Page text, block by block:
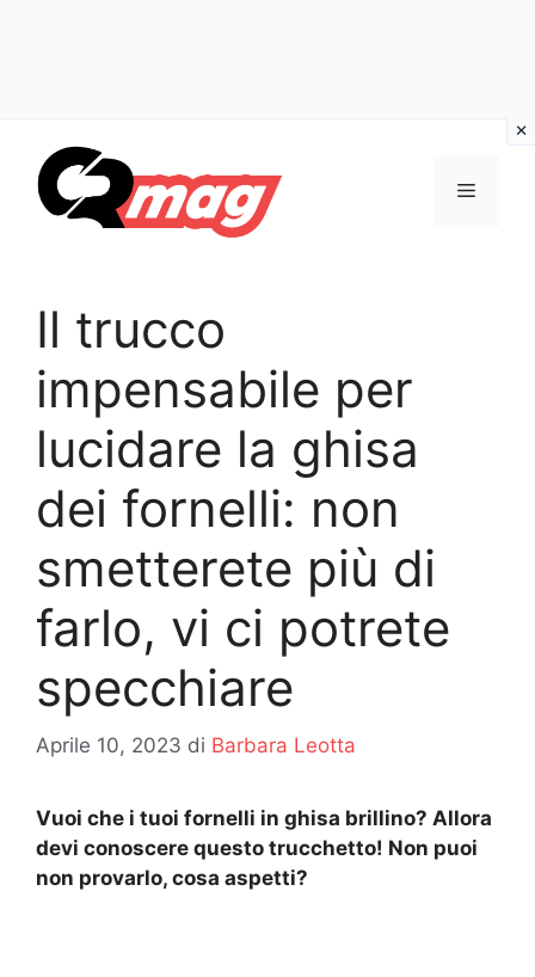
contenuto
Menu
Il trucco
impensabile per
lucidare la ghisa
dei fornelli: non
smetterete più di
farlo, vi ci potrete
specchiare
Aprile 10, 2023 di Barbara Leotta
Vuoi che i tuoi fornelli in ghisa brillino? Allora
devi conoscere questo trucchetto! Non puoi
non provarlo, cosa aspetti?